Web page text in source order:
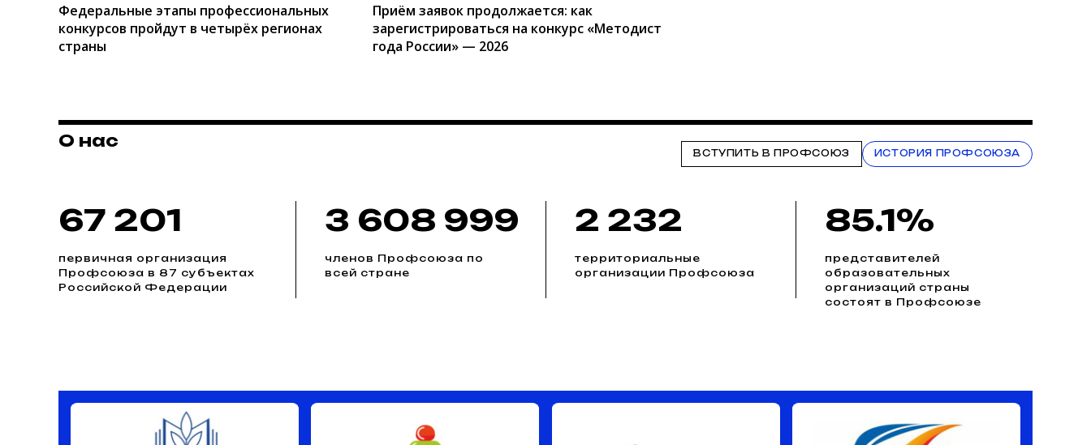
Федеральные этапы профессиональных
конкурсов пройдут в четырёх регионах
страны
Приём заявок продолжается: как
зарегистрироваться на конкурс «Методист
года России» — 2026
О нас
67 201
первичная организация
Профсоюза в 87 субъектах
Российской Федерации
3 608 999
членов Профсоюза по
всей стране
2 232
территориальные
организации Профсоюза
85.1%
представителей
образовательных
организаций страны
состоят в Профсоюзе
ВСТУПИТЬ В ПРОФСОЮЗ ИСТОРИЯ ПРОФСОЮЗА